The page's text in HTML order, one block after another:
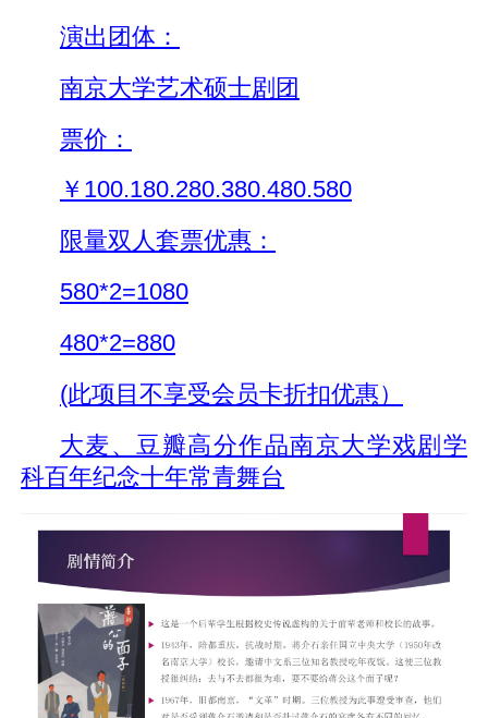
演出团体：
南京大学艺术硕士剧团
票价：
￥100.180.280.380.480.580
限量双人套票优惠：
580*2=1080
480*2=880
(此项目不享受会员卡折扣优惠）
大麦、豆瓣高分作品南京大学戏剧学
科百年纪念十年常青舞台